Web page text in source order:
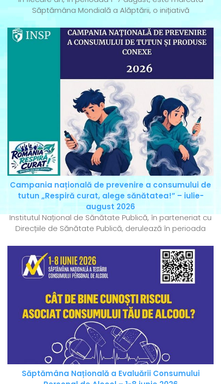
Săptămâna Mondială a Alăptării, o inițiativă
Campania națională de prevenire a consumului de
tutun „Respiră curat, alege sănătatea!” – iulie-
august 2026
Institutul Național de Sănătate Publică, în parteneriat cu
Direcțiile de Sănătate Publică, derulează în perioada
Săptămâna Națională a Evaluării Consumului